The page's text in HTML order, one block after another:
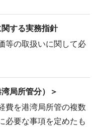
する実務指針
等の取扱いに関して必
局所管分）＞
費を港湾局所管の複数
必要な事項を定めたも